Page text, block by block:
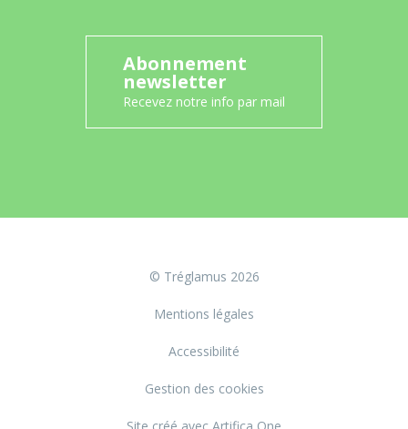
Abonnement
newsletter
Recevez notre info par mail
© Tréglamus 2026
Mentions légales
Accessibilité
Gestion des cookies
Site créé avec Artifica One